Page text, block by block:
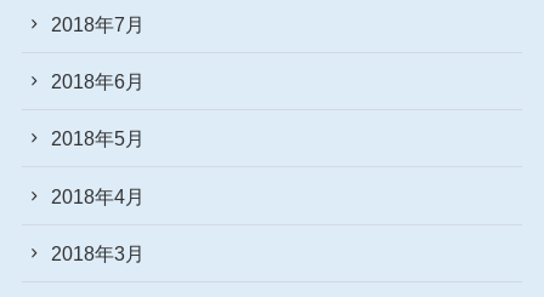
2018年7月
2018年6月
2018年5月
2018年4月
2018年3月